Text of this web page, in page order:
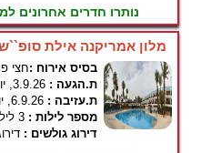
נותרו חדרים אחרונים
מלון אמריקנה אילת סופ``ש 3
בסיס אירוח :חצי
ת.הגעה : 3.9.26, יום חמישי
ת.עזיבה : 6.9.26, יום ראשון
מספר לילות : 3 לילות
דירוג גולשים :